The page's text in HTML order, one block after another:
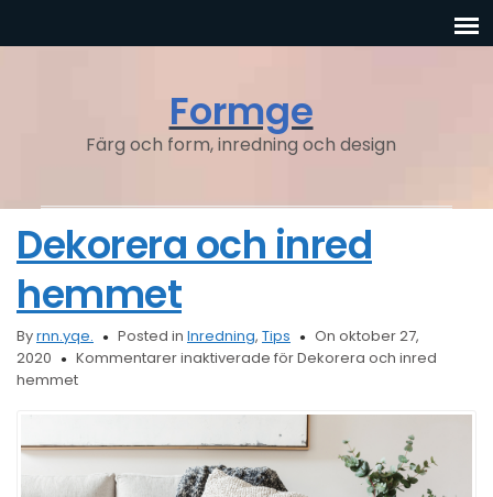
Formge
Färg och form, inredning och design
Dekorera och inred
hemmet
Byrnn.yqe. Posted in Inredning, Tips
On oktober 27,
2020
Kommentarer inaktiverade för Dekorera och inred
hemmet